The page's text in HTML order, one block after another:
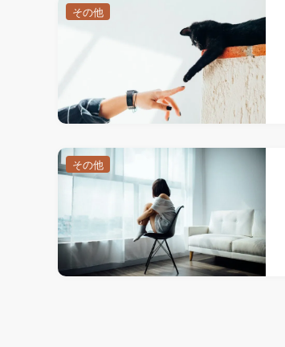
その他
その他